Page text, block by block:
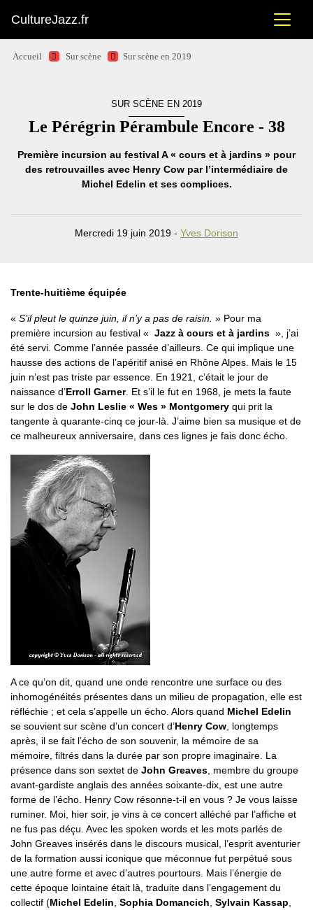
CultureJazz.fr
Accueil Sur scène Sur scène en 2019
SUR SCÈNE EN 2019
Le Pérégrin Pérambule Encore - 38
Première incursion au festival A « cours et à jardins » pour
des retrouvailles avec Henry Cow par l’intermédiaire de
Michel Edelin et ses complices.
Mercredi 19 juin 2019 - Yves Dorison
Trente-huitième équipée
« S’il pleut le quinze juin, il n’y a pas de raisin. » Pour ma
première incursion au festival « Jazz à cours et à jardins », j’ai
été servi. Comme l’année passée d’ailleurs. Ce qui implique une
hausse des actions de l’apéritif anisé en Rhône Alpes. Mais le 15
juin n’est pas triste par essence. En 1921, c’était le jour de
naissance d’Erroll Garner. Et s’il le fut en 1968, je mets la faute
sur le dos de John Leslie « Wes » Montgomery qui prit la
tangente à quarante-cinq ce jour-là. J’aime bien sa musique et de
ce malheureux anniversaire, dans ces lignes je fais donc écho.
A ce qu’on dit, quand une onde rencontre une surface ou des
inhomogénéités présentes dans un milieu de propagation, elle est
réfléchie ; et cela s’appelle un écho. Alors quand Michel Edelin
se souvient sur scène d’un concert d’Henry Cow , longtemps
après, il se fait l’écho de son souvenir, la mémoire de sa
mémoire, filtrés dans la durée par son propre imaginaire. La
présence dans son sextet de John Greaves , membre du groupe
avant-gardiste anglais des années soixante-dix, est une autre
forme de l’écho. Henry Cow résonne-t-il en vous ? Je vous laisse
ruminer. Moi, hier soir, je vins à ce concert alléché par l’affiche et
ne fus pas déçu. Avec les spoken words et les mots parlés de
John Greaves insérés dans le discours musical, l’esprit aventurier
de la formation aussi iconique que méconnue fut perpétué sous
une autre forme et avec d’autres pourtours. Mais l’énergie de
cette époque lointaine était là, traduite dans l’engagement du
collectif (Michel Edelin Sophia Domancich Sylvain Kassap